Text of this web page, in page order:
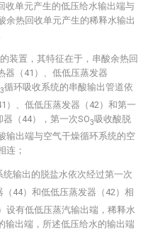
收单元产生的低压给水输出端与
余热回收单元产生的稀释水输出
装置，其特征在于，串酸余热回
器（41）、低低压蒸发器
3循环吸收系统的串酸输出管道依
）、低低压蒸发器（42）和第一
器（44），第一次SO3 吸收酸脱
输出端与空气干燥循环系统的空
连；
统输出的脱盐水依次经过第一次
44）和低低压蒸发器（42）相
设有低低压蒸汽输出端，稀释水
输出端，所述低压给水的输出端